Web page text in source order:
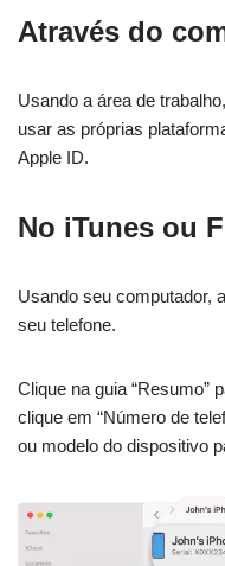
Através do
Usando a área de
usar as próprias
Apple ID.
No iTunes ou
Usando seu computador,
seu telefone.
Clique na guia “Resumo”
clique em “Número de
ou modelo do dispositivo